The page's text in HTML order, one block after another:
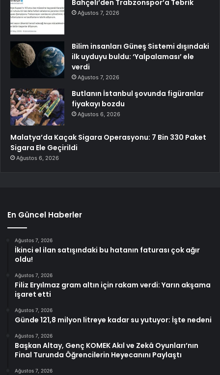
Bahçeli’den Trabzonspor’a Tebrik
Ağustos 7, 2026
Bilim insanları Güneş Sistemi dışındaki
ilk uyduyu buldu: ‘Yalpalaması’ ele
verdi
Ağustos 7, 2026
Butlanın İstanbul şovunda figüranlar
fiyakayı bozdu
Ağustos 6, 2026
Malatya’da Kaçak Sigara Operasyonu: 7 Bin 330 Paket
Sigara Ele Geçirildi
Ağustos 6, 2026
En Güncel Haberler
Ağustos 7, 2026
İkinci el ilan satışındaki bu hatanın faturası çok ağır
oldu!
Ağustos 7, 2026
Filiz Eryılmaz gram altın için rakam verdi: Yarın akşama
işaret etti
Ağustos 7, 2026
Günde 121,8 milyon litreye kadar su yutuyor: İşte nedeni
Ağustos 7, 2026
Başkan Altay, Genç KOMEK Akıl ve Zekâ Oyunları’nın
Final Turunda Öğrencilerin Heyecanını Paylaştı
Ağustos 7, 2026